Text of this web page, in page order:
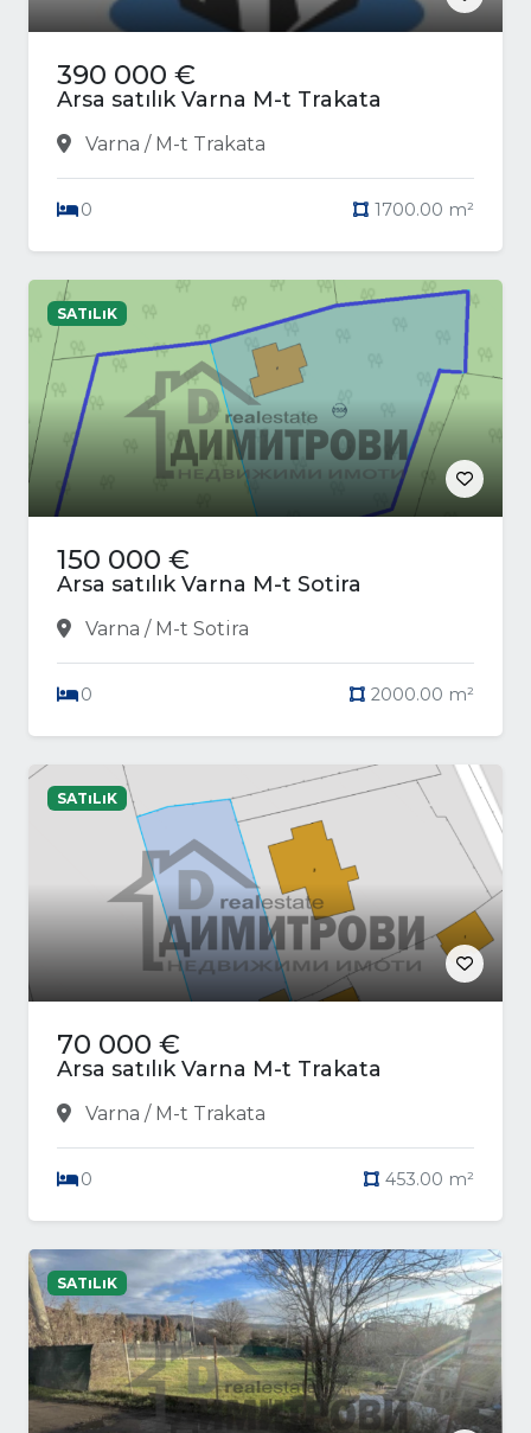
390 000 €
Arsa satılık Varna M-t Trakata
Varna / M-t Trakata
0 1700.00 m²
SATıLıK
150 000 €
Arsa satılık Varna M-t Sotira
Varna / M-t Sotira
0 2000.00 m²
SATıLıK
70 000 €
Arsa satılık Varna M-t Trakata
Varna / M-t Trakata
0 453.00 m²
SATıLıK